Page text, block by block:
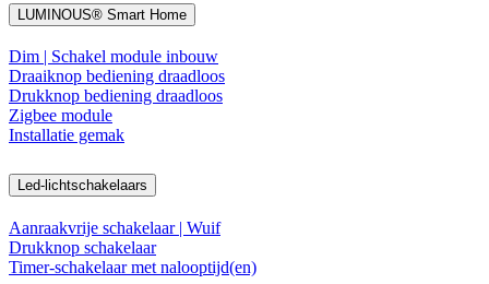
LUMINOUS® Smart Home
Dim | Schakel module inbouw
Draaiknop bediening draadloos
Drukknop bediening draadloos
Zigbee module
Installatie gemak
Led-lichtschakelaars
Aanraakvrije schakelaar | Wuif
Drukknop schakelaar
Timer-schakelaar met nalooptijd(en)